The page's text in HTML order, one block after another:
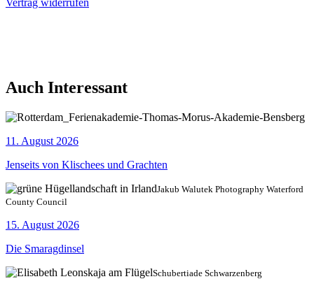
Auch Interessant
11. August 2026
Jenseits von Klischees und Grachten
Jakub Walutek Photography Waterford
County Council
15. August 2026
Die Smaragdinsel
Schubertiade Schwarzenberg